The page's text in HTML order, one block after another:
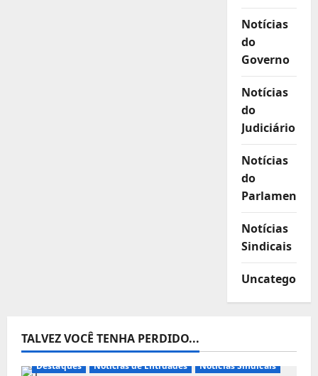
Notícias
do
Governo
Notícias
do
Judiciário
Notícias
do
Parlamento
Notícias
Sindicais
TALVEZ VOCÊ TENHA PERDIDO...
Destaques Notícias de Entidades Notícias Sindicais